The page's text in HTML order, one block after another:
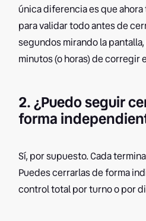
única diferencia es que
para validar todo antes de
segundos mirando la
minutos (o horas) de corregir
2. ¿Puedo seguir
forma
Sí, por supuesto. Cada
Puedes cerrarlas de forma
control total por turno o por